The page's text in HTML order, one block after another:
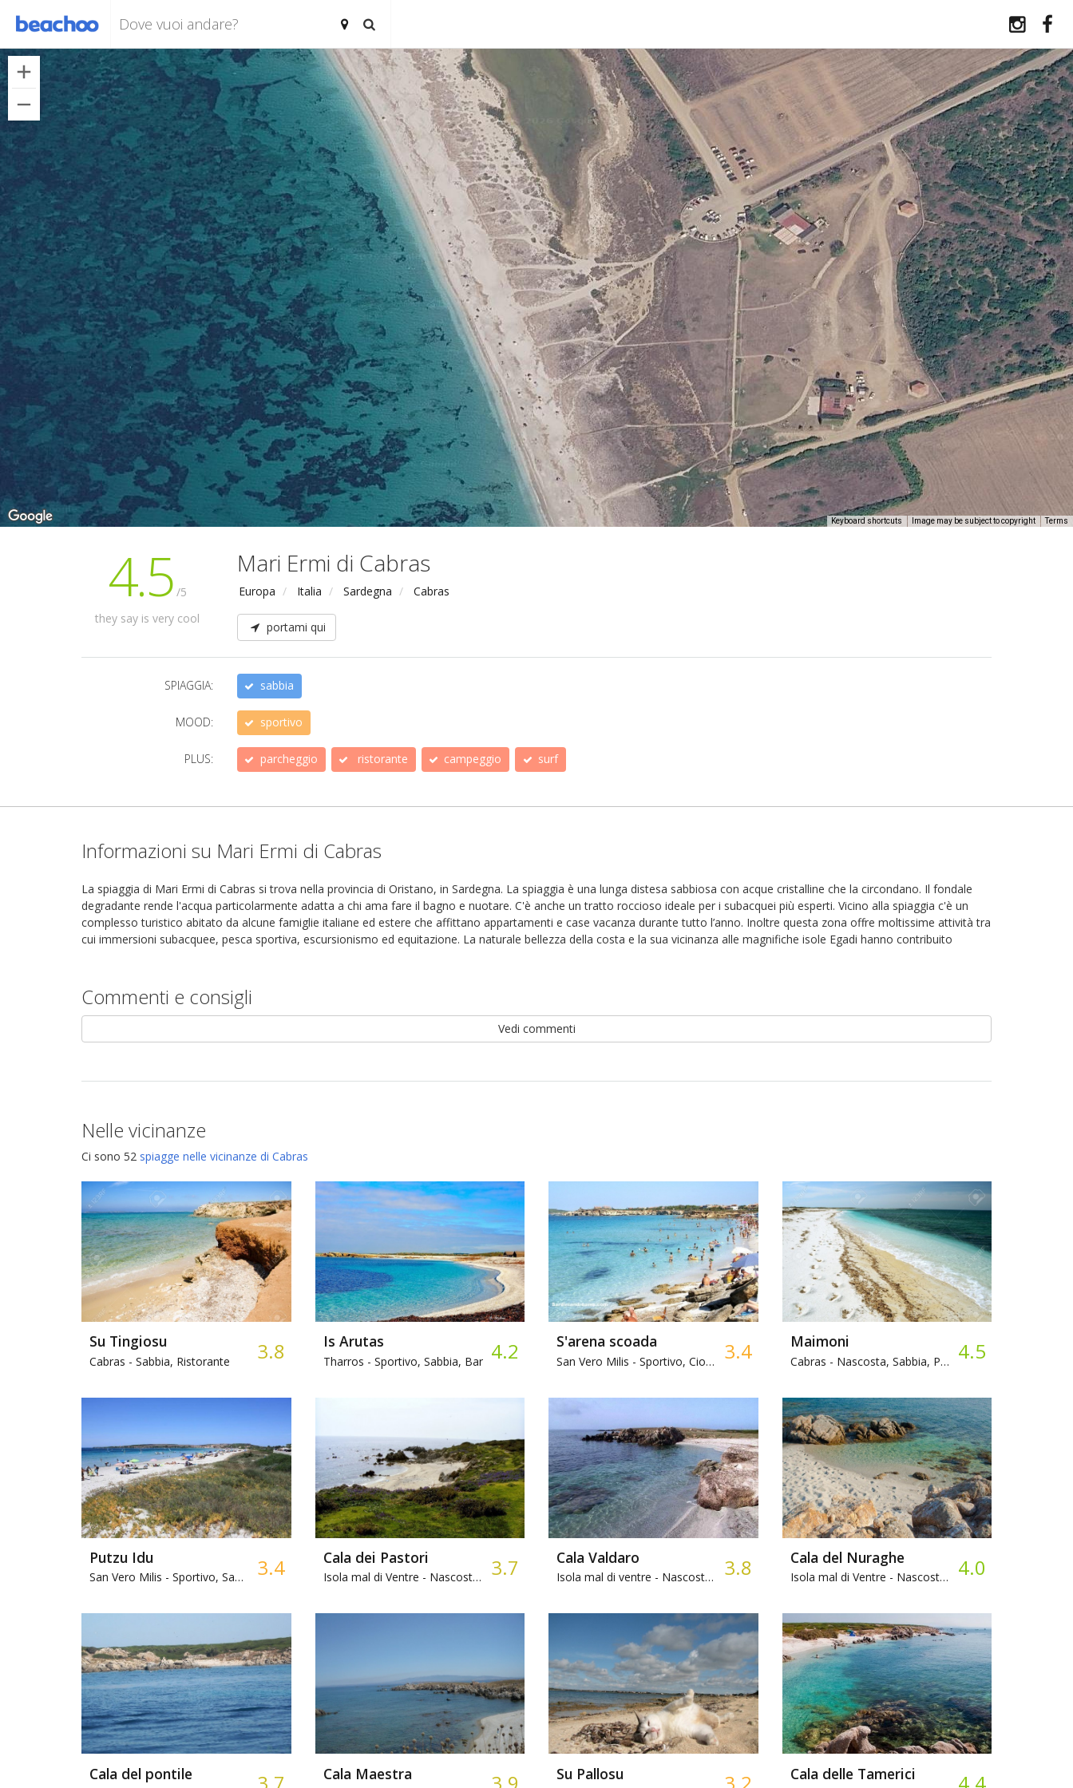
Keyboard shortcuts Image may be subject to copyright Terms
Mari Ermi di Cabras
Europa Italia Sardegna Cabras
portami qui
4.5 /5
they say is very cool
SPIAGGIA: sabbia
MOOD: sportivo
PLUS: parcheggio ristorante campeggio surf
Informazioni su Mari Ermi di Cabras
La spiaggia di Mari Ermi di Cabras si trova nella provincia di Oristano, in Sardegna. La spiaggia è una lunga distesa sabbiosa con acque cristalline che la circondano. Il fondale
degradante rende l'acqua particolarmente adatta a chi ama fare il bagno e nuotare. C'è anche un tratto roccioso ideale per i subacquei più esperti. Vicino alla spiaggia c'è un
complesso turistico abitato da alcune famiglie italiane ed estere che affittano appartamenti e case vacanza durante tutto l’anno. Inoltre questa zona offre moltissime attività tra
cui immersioni subacquee, pesca sportiva, escursionismo ed equitazione. La naturale bellezza della costa e la sua vicinanza alle magnifiche isole Egadi hanno contribuito
Commenti e consigli
Vedi commenti
Nelle vicinanze
Ci sono 52 spiagge nelle vicinanze di Cabras
Su Tingiosu
Cabras - Sabbia, Ristorante 3.8 Is Arutas
Tharros - Sportivo, Sabbia, Bar 4.2 S'arena scoada
San Vero Milis - Sportivo, Ciottoli, Ristorante 3.4 Maimoni
Cabras - Nascosta, Sabbia, Parcheggio 4.5
Putzu Idu
San Vero Milis - Sportivo, Sabbia, Ristorante 3.4 Cala dei Pastori
Isola mal di Ventre - Nascosta, Sabbia, Snorkeling 3.7 Cala Valdaro
Isola mal di ventre - Nascosta, Sabbia 3.8 Cala del Nuraghe
Isola mal di Ventre - Nascosta, Ciottoli 4.0
Cala del pontile Cala Maestra Su Pallosu Cala delle Tamerici